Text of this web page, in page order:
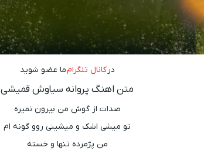
درکانال تلگرامما عضو شوید
متن اهنگ پروانه سیاوش قمیشی
صدات از گوش من بیرون نمیره
تو میشی اشک و میشینی روو گونه ام
من پژمرده تنها و خسته